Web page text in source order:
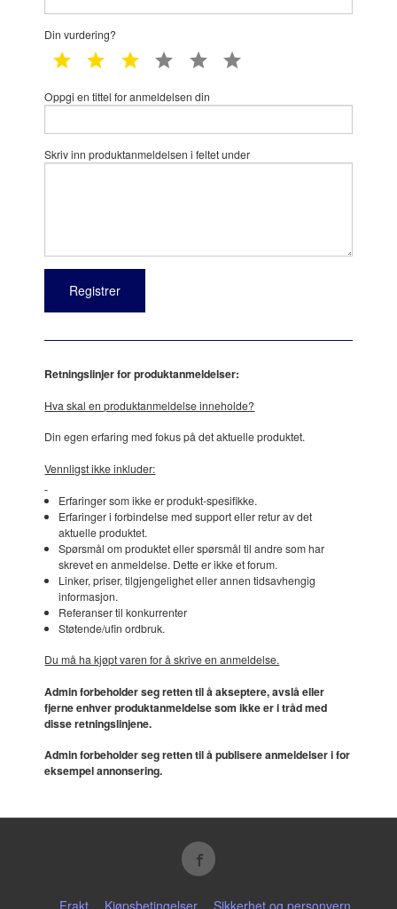
Din vurdering?
1 star 2 star 3 star 4 star 5 star
Oppgi en tittel for anmeldelsen din
Skriv inn produktanmeldelsen i feltet under
Retningslinjer for produktanmeldelser:
Hva skal en produktanmeldelse inneholde?
Din egen erfaring med fokus på det aktuelle produktet.
Vennligst ikke inkluder:
Erfaringer som ikke er produkt-spesifikke.
Erfaringer i forbindelse med support eller retur av det
aktuelle produktet.
Spørsmål om produktet eller spørsmål til andre som har
skrevet en anmeldelse. Dette er ikke et forum.
Linker, priser, tilgjengelighet eller annen tidsavhengig
informasjon.
Referanser til konkurrenter
Støtende/ufin ordbruk.
Du må ha kjøpt varen for å skrive en anmeldelse.
Admin forbeholder seg retten til å akseptere, avslå eller
fjerne enhver produktanmeldelse som ikke er i tråd med
disse retningslinjene.
Admin forbeholder seg retten til å publisere anmeldelser i for
eksempel annonsering.
Frakt Kjøpsbetingelser Sikkerhet og personvern